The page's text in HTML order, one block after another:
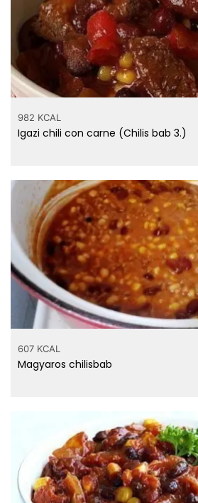
982 KCAL
Igazi chili con carne (Chilis bab 3.)
607 KCAL
Magyaros chilisbab